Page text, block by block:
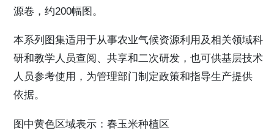
源卷，约200幅图。
本系列图集适用于从事农业气候资源利用及相关领域科
研和教学人员查阅、共享和二次研发，也可供基层技术
人员参考使用，为管理部门制定政策和指导生产提供
依据。
图中黄色区域表示：春玉米种植区